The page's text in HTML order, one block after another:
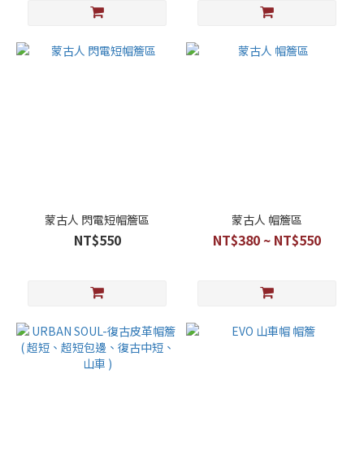
蒙古人 閃電短帽簷區
NT$550
蒙古人 帽簷區
NT$380 ~ NT$550